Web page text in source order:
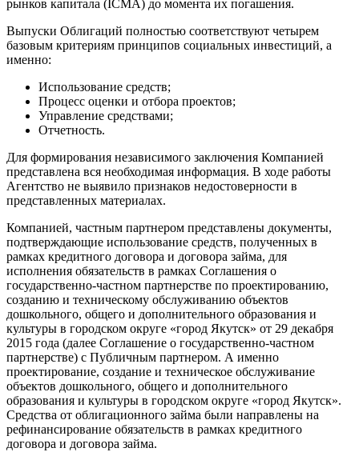
рынков капитала (ICMA) до момента их погашения.
Выпуски Облигаций полностью соответствуют четырем
базовым критериям принципов социальных инвестиций, а
именно:
Использование средств;
Процесс оценки и отбора проектов;
Управление средствами;
Отчетность.
Для формирования независимого заключения Компанией
представлена вся необходимая информация. В ходе работы
Агентство не выявило признаков недостоверности в
представленных материалах.
Компанией, частным партнером представлены документы,
подтверждающие использование средств, полученных в
рамках кредитного договора и договора займа, для
исполнения обязательств в рамках Соглашения о
государственно-частном партнерстве по проектированию,
созданию и техническому обслуживанию объектов
дошкольного, общего и дополнительного образования и
культуры в городском округе «город Якутск» от 29 декабря
2015 года (далее Соглашение о государственно-частном
партнерстве) с Публичным партнером. А именно
проектирование, создание и техническое обслуживание
объектов дошкольного, общего и дополнительного
образования и культуры в городском округе «город Якутск».
Средства от облигационного займа были направлены на
рефинансирование обязательств в рамках кредитного
договора и договора займа.